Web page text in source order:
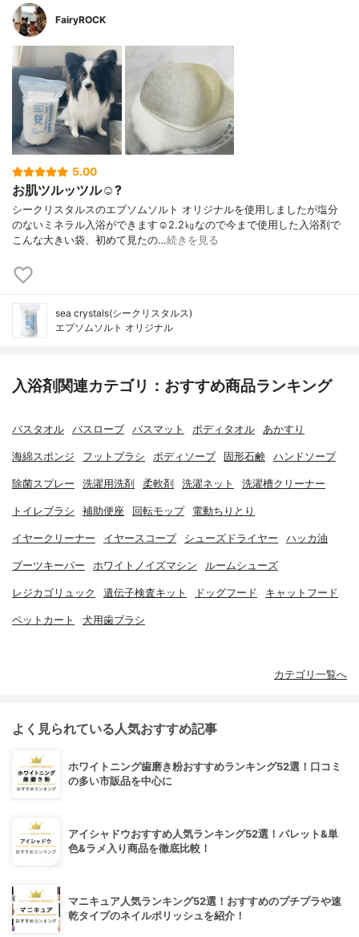
FairyROCK
5.00
お肌ツルッツル☺️?
シークリスタルスのエプソムソルト オリジナルを使用しましたが塩分
のないミネラル入浴ができます☺︎2.2㎏なので今まで使用した入浴剤で
こんな大きい袋、初めて見たの…続きを見る
sea crystals(シークリスタルス)
エプソムソルト オリジナル
入浴剤関連カテゴリ：おすすめ商品ランキング
バスタオル バスローブ バスマット ボディタオル あかすり
海綿スポンジ フットブラシ ボディソープ 固形石鹸 ハンドソープ
除菌スプレー 洗濯用洗剤 柔軟剤 洗濯ネット 洗濯槽クリーナー
トイレブラシ 補助便座 回転モップ 電動ちりとり
イヤークリーナー イヤースコープ シューズドライヤー ハッカ油
ブーツキーパー ホワイトノイズマシン ルームシューズ
レジカゴリュック 遺伝子検査キット ドッグフード キャットフード
ペットカート 犬用歯ブラシ
カテゴリ一覧へ
よく見られている人気おすすめ記事
ホワイトニング歯磨き粉おすすめランキング52選！口コミ
の多い市販品を中心に
アイシャドウおすすめ人気ランキング52選！パレット&単
色&ラメ入り商品を徹底比較！
マニキュア人気ランキング52選！おすすめのプチプラや速
乾タイプのネイルポリッシュを紹介！